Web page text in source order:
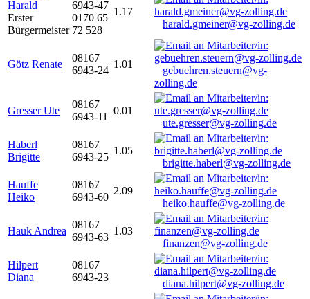
Harald
Erster
Bürgermeister
6943-47
0170 65
72 528
1.17
harald.gmeiner@vg-zolling.de
Götz Renate
08167
6943-24
1.01
gebuehren.steuern@vg-
zolling.de
Gresser Ute
08167
6943-11
0.01
ute.gresser@vg-zolling.de
Haberl
Brigitte
08167
6943-25
1.05
brigitte.haberl@vg-zolling.de
Hauffe
Heiko
08167
6943-60
2.09
heiko.hauffe@vg-zolling.de
Hauk Andrea
08167
6943-63
1.03
finanzen@vg-zolling.de
Hilpert
Diana
08167
6943-23
diana.hilpert@vg-zolling.de